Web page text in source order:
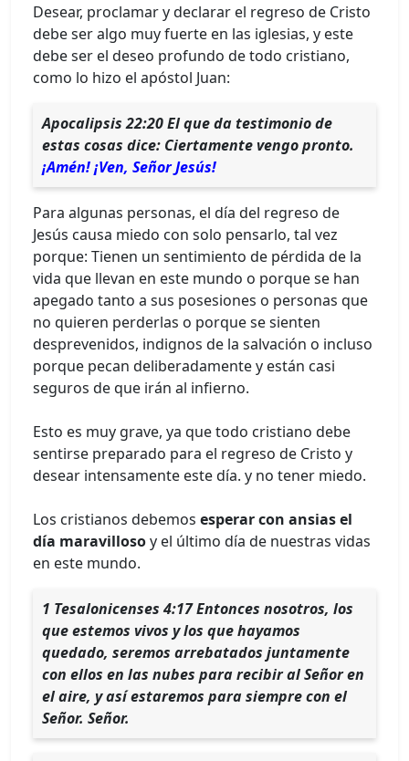
Desear, proclamar y declarar el regreso de Cristo
debe ser algo muy fuerte en las iglesias, y este
debe ser el deseo profundo de todo cristiano,
como lo hizo el apóstol Juan:
Apocalipsis 22:20 El que da testimonio de
estas cosas dice: Ciertamente vengo pronto.
¡Amén! ¡Ven, Señor Jesús!
Para algunas personas, el día del regreso de
Jesús causa miedo con solo pensarlo, tal vez
porque: Tienen un sentimiento de pérdida de la
vida que llevan en este mundo o porque se han
apegado tanto a sus posesiones o personas que
no quieren perderlas o porque se sienten
desprevenidos, indignos de la salvación o incluso
porque pecan deliberadamente y están casi
seguros de que irán al infierno.
Esto es muy grave, ya que todo cristiano debe
sentirse preparado para el regreso de Cristo y
desear intensamente este día. y no tener miedo.
Los cristianos debemos esperar con ansias el
día maravillosoy el último día de nuestras vidas
en este mundo.
1 Tesalonicenses 4:17 Entonces nosotros, los
que estemos vivos y los que hayamos
quedado, seremos arrebatados juntamente
con ellos en las nubes para recibir al Señor en
el aire, y así estaremos para siempre con el
Señor. Señor.